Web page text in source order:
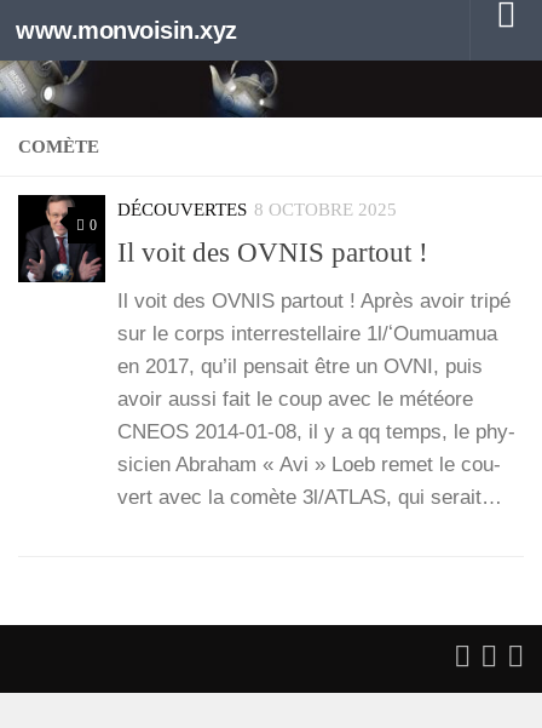
Au dessous du contenu
www.monvoisin.xyz
COMÈTE
0
DÉCOUVERTES 8 OCTOBRE 2025
Il voit des OVNIS partout !
Il voit des OVNIS par­tout ! Après avoir tri­pé
sur le corps inter­res­tel­laire 1l/ʻOumuamua
en 2017, qu’il pen­sait être un OVNI, puis
avoir aus­si fait le coup avec le météore
CNEOS 2014-01-08, il y a qq temps, le phy­
si­cien Abra­ham « Avi » Loeb remet le cou­
vert avec la comète 3l/ATLAS, qui serait…